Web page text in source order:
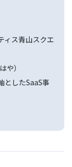
ィス青山スクエ
や）
としたSaaS事